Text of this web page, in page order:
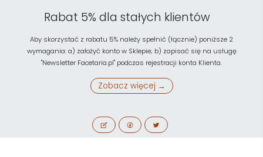
Rabat 5% dla stałych klientów
Aby skorzystać z rabatu 5% należy spełnić (łącznie) poniższe 2
wymagania: a) założyć konto w Sklepie; b) zapisać się na usługę
"Newsletter Facetaria.pl" podczas rejestracji konta Klienta.
Zobacz więcej →